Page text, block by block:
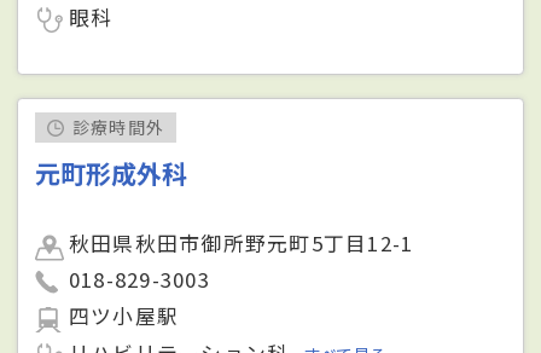
眼科
診療時間外
元町形成外科
秋田県秋田市御所野元町5丁目12-1
018-829-3003
四ツ小屋駅